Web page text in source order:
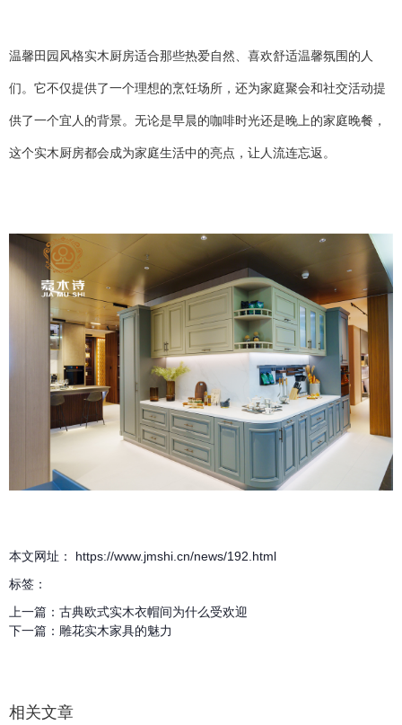
温馨田园风格实木厨房适合那些热爱自然、喜欢舒适温馨氛围的人
们。它不仅提供了一个理想的烹饪场所，还为家庭聚会和社交活动提
供了一个宜人的背景。无论是早晨的咖啡时光还是晚上的家庭晚餐，
这个实木厨房都会成为家庭生活中的亮点，让人流连忘返。
本文网址： https://www.jmshi.cn/news/192.html
标签：
上一篇： 古典欧式实木衣帽间为什么受欢迎
下一篇： 雕花实木家具的魅力
相关文章